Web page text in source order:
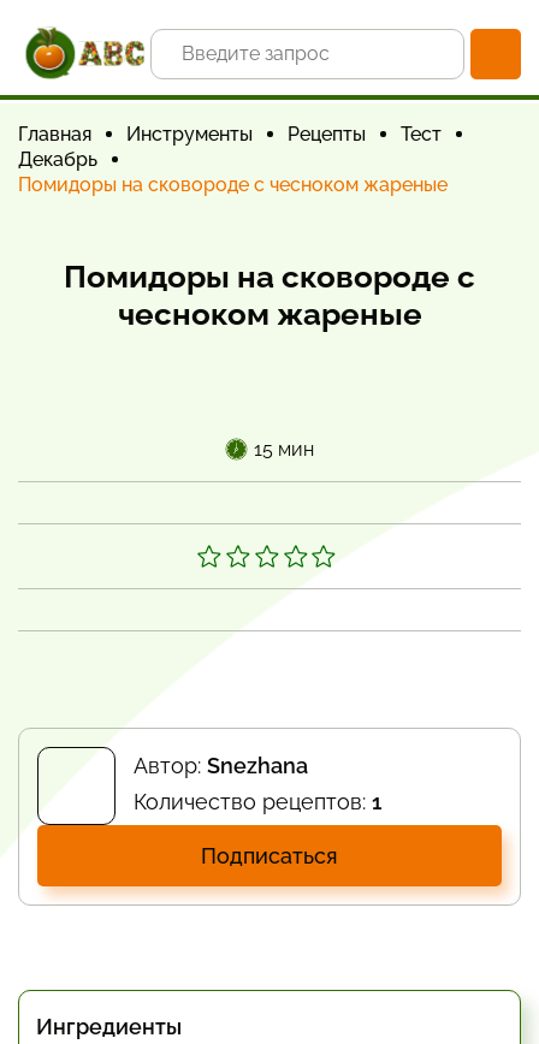
Главная Инструменты Рецепты
Тест
Декабрь
Помидоры на сковороде с чесноком жареные
Помидоры на сковороде с
чесноком жареные
15 мин
Автор: Snezhana
Количество рецептов: 1
Подписаться
Ингредиенты